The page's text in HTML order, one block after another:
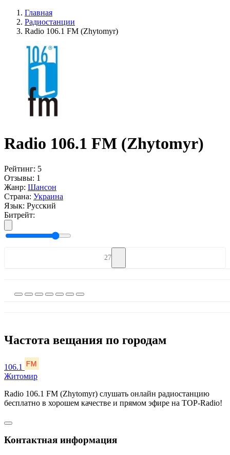
Главная
Радиостанции
Radio 106.1 FM (Zhytomyr)
Radio 106.1 FM (Zhytomyr)
Рейтинг: 5
Отзывы: 1
Жанр: Шансон
Страна: Украина
Язык: Русский
Битрейт:
27
Частота вещания по городам
106.1
Житомир
Radio 106.1 FM (Zhytomyr) слушать онлайн радиостанцию
бесплатно в хорошем качестве и прямом эфире на TOP-Radio!
Контактная информация